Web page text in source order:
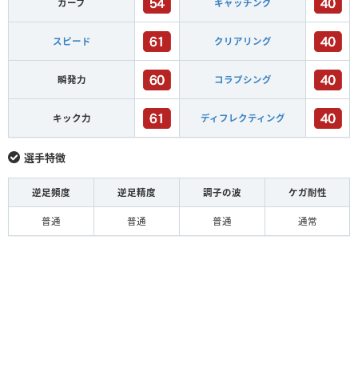
カーブ キャッチング
スピード クリアリング
瞬発力 コラプシング
キック力 ディフレクティング
選手特徴
逆足頻度 逆足精度 調子の波 ケガ耐性
普通 普通 普通 通常